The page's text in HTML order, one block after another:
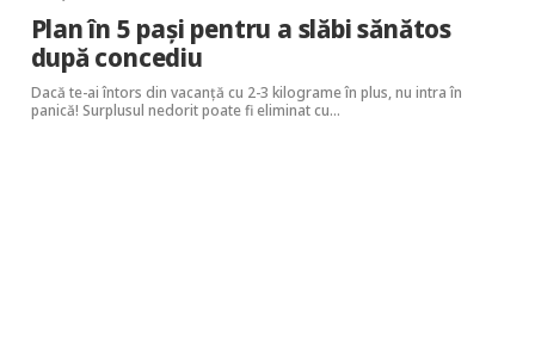
Plan în 5 pași pentru a slăbi sănătos
după concediu
Dacă te-ai întors din vacanță cu 2-3 kilograme în plus, nu intra în
panică! Surplusul nedorit poate fi eliminat cu…